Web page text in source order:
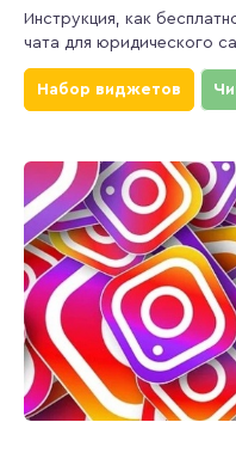
Инструкция, как
чата для юридического
Набор виджетов